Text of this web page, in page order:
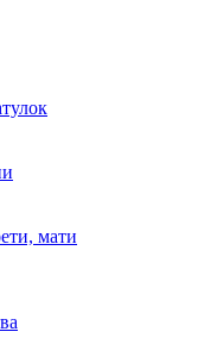
мати